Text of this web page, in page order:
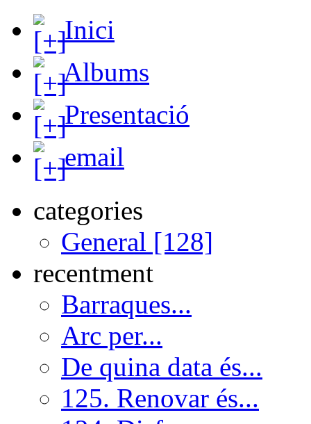
Inici
Albums
Presentació
email
categories
General [128]
recentment
Barraques...
Arc per...
De quina data és...
125. Renovar és...